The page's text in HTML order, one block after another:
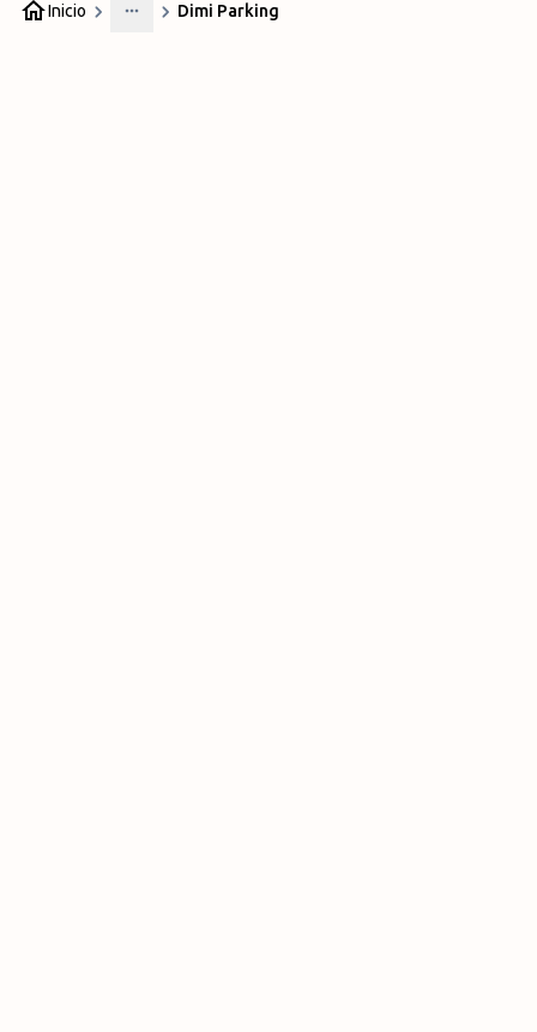
Inicio
More
Dimi Parking